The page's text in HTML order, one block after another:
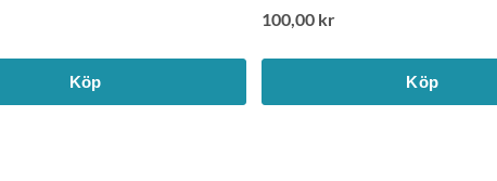
Köp
100,00 kr
Köp